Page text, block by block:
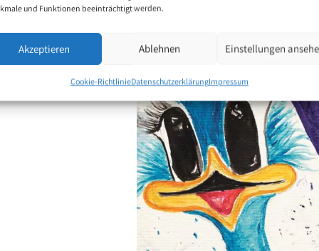
und Funktionen beeinträchtigt werden.
Akzeptieren Ablehnen Einstellungen
Cookie-RichtlinieDatenschutzerklärungImpressum